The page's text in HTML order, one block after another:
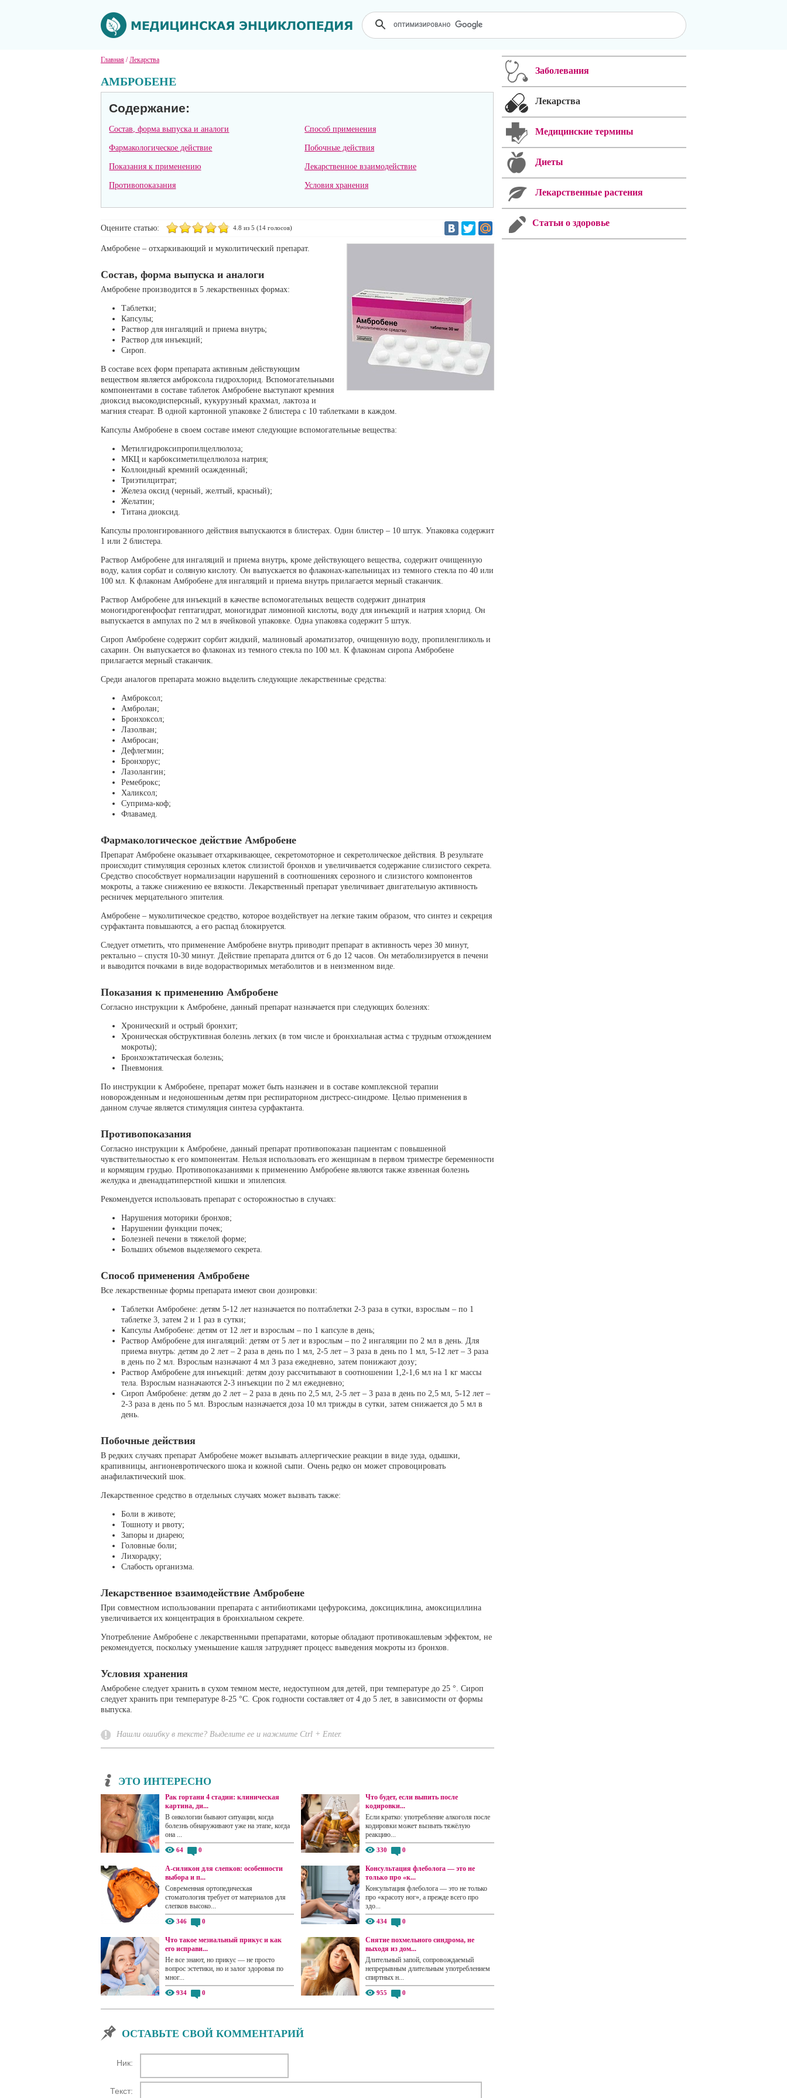
Главная /Лекарства
АМБРОБЕНЕ
Содержание:
Состав, форма выпуска и аналоги
Фармакологическое действие
Показания к применению
Противопоказания
Способ применения
Побочные действия
Лекарственное взаимодействие
Условия хранения
Оцените статью: 4.8 из 5 (14 голосов)
Амбробене – отхаркивающий и муколитический препарат.
Состав, форма выпуска и аналоги
Амбробене производится в 5 лекарственных формах:
Таблетки;
Капсулы;
Раствор для ингаляций и приема внутрь;
Раствор для инъекций;
Сироп.
В составе всех форм препарата активным действующим
веществом является амброксола гидрохлорид. Вспомогательными
компонентами в составе таблеток Амбробене выступают кремния
диоксид высокодисперсный, кукурузный крахмал, лактоза и
магния стеарат. В одной картонной упаковке 2 блистера с 10 таблетками в каждом.
Капсулы Амбробене в своем составе имеют следующие вспомогательные вещества:
Метилгидроксипропилцеллюлоза;
МКЦ и карбоксиметилцеллюлоза натрия;
Коллоидный кремний осажденный;
Триэтилцитрат;
Железа оксид (черный, желтый, красный);
Желатин;
Титана диоксид.
Капсулы пролонгированного действия выпускаются в блистерах. Один блистер – 10 штук. Упаковка содержит
1 или 2 блистера.
Раствор Амбробене для ингаляций и приема внутрь, кроме действующего вещества, содержит очищенную
воду, калия сорбат и соляную кислоту. Он выпускается во флаконах-капельницах из темного стекла по 40 или
100 мл. К флаконам Амбробене для ингаляций и приема внутрь прилагается мерный стаканчик.
Раствор Амбробене для инъекций в качестве вспомогательных веществ содержит динатрия
моногидрогенфосфат гептагидрат, моногидрат лимонной кислоты, воду для инъекций и натрия хлорид. Он
выпускается в ампулах по 2 мл в ячейковой упаковке. Одна упаковка содержит 5 штук.
Сироп Амбробене содержит сорбит жидкий, малиновый ароматизатор, очищенную воду, пропиленгликоль и
сахарин. Он выпускается во флаконах из темного стекла по 100 мл. К флаконам сиропа Амбробене
прилагается мерный стаканчик.
Среди аналогов препарата можно выделить следующие лекарственные средства:
Амброксол;
Амбролан;
Бронхоксол;
Лазолван;
Амбросан;
Дефлегмин;
Бронхорус;
Лазолангин;
Ремеброкс;
Халиксол;
Суприма-коф;
Флавамед.
Фармакологическое действие Амбробене
Препарат Амбробене оказывает отхаркивающее, секретомоторное и секретолическое действия. В результате
происходит стимуляция серозных клеток слизистой бронхов и увеличивается содержание слизистого секрета.
Средство способствует нормализации нарушений в соотношениях серозного и слизистого компонентов
мокроты, а также снижению ее вязкости. Лекарственный препарат увеличивает двигательную активность
ресничек мерцательного эпителия.
Амбробене – муколитическое средство, которое воздействует на легкие таким образом, что синтез и секреция
сурфактанта повышаются, а его распад блокируется.
Следует отметить, что применение Амбробене внутрь приводит препарат в активность через 30 минут,
ректально – спустя 10-30 минут. Действие препарата длится от 6 до 12 часов. Он метаболизируется в печени
и выводится почками в виде водорастворимых метаболитов и в неизменном виде.
Показания к применению Амбробене
Согласно инструкции к Амбробене, данный препарат назначается при следующих болезнях:
Хронический и острый бронхит;
Хроническая обструктивная болезнь легких (в том числе и бронхиальная астма с трудным отхождением
мокроты);
Бронхоэктатическая болезнь;
Пневмония.
По инструкции к Амбробене, препарат может быть назначен и в составе комплексной терапии
новорожденным и недоношенным детям при респираторном дистресс-синдроме. Целью применения в
данном случае является стимуляция синтеза сурфактанта.
Противопоказания
Согласно инструкции к Амбробене, данный препарат противопоказан пациентам с повышенной
чувствительностью к его компонентам. Нельзя использовать его женщинам в первом триместре беременности
и кормящим грудью. Противопоказаниями к применению Амбробене являются также язвенная болезнь
желудка и двенадцатиперстной кишки и эпилепсия.
Рекомендуется использовать препарат с осторожностью в случаях:
Нарушения моторики бронхов;
Нарушении функции почек;
Болезней печени в тяжелой форме;
Больших объемов выделяемого секрета.
Способ применения Амбробене
Все лекарственные формы препарата имеют свои дозировки:
Таблетки Амбробене: детям 5-12 лет назначается по полтаблетки 2-3 раза в сутки, взрослым – по 1
таблетке 3, затем 2 и 1 раз в сутки;
Капсулы Амбробене: детям от 12 лет и взрослым – по 1 капсуле в день;
Раствор Амбробене для ингаляций: детям от 5 лет и взрослым – по 2 ингаляции по 2 мл в день. Для
приема внутрь: детям до 2 лет – 2 раза в день по 1 мл, 2-5 лет – 3 раза в день по 1 мл, 5-12 лет – 3 раза
в день по 2 мл. Взрослым назначают 4 мл 3 раза ежедневно, затем понижают дозу;
Раствор Амбробене для инъекций: детям дозу рассчитывают в соотношении 1,2-1,6 мл на 1 кг массы
тела. Взрослым назначаются 2-3 инъекции по 2 мл ежедневно;
Сироп Амбробене: детям до 2 лет – 2 раза в день по 2,5 мл, 2-5 лет – 3 раза в день по 2,5 мл, 5-12 лет –
2-3 раза в день по 5 мл. Взрослым назначается доза 10 мл трижды в сутки, затем снижается до 5 мл в
день.
Побочные действия
В редких случаях препарат Амбробене может вызывать аллергические реакции в виде зуда, одышки,
крапивницы, ангионевротического шока и кожной сыпи. Очень редко он может спровоцировать
анафилактический шок.
Лекарственное средство в отдельных случаях может вызвать также:
Боли в животе;
Тошноту и рвоту;
Запоры и диарею;
Головные боли;
Лихорадку;
Слабость организма.
Лекарственное взаимодействие Амбробене
При совместном использовании препарата с антибиотиками цефуроксима, доксициклина, амоксициллина
увеличивается их концентрация в бронхиальном секрете.
Употребление Амбробене с лекарственными препаратами, которые обладают противокашлевым эффектом, не
рекомендуется, поскольку уменьшение кашля затрудняет процесс выведения мокроты из бронхов.
Условия хранения
Амбробене следует хранить в сухом темном месте, недоступном для детей, при температуре до 25 °. Сироп
следует хранить при температуре 8-25 °С. Срок годности составляет от 4 до 5 лет, в зависимости от формы
выпуска.
Нашли ошибку в тексте? Выделите ее и нажмите Ctrl + Enter.
ЭТО ИНТЕРЕСНО
Рак гортани 4 стадии: клиническая
картина, ди...
В онкологии бывают ситуации, когда
болезнь обнаруживают уже на этапе, когда
она ...
64 0
Что будет, если выпить после
кодировки...
Если кратко: употребление алкоголя после
кодировки может вызвать тяжёлую
реакцию...
330 0
А-силикон для слепков: особенности
выбора и п...
Современная ортопедическая
стоматология требует от материалов для
слепков высоко...
346 0
Консультация флеболога — это не
только про «к...
Консультация флеболога — это не только
про «красоту ног», а прежде всего про
здо...
434 0
Что такое мезиальный прикус и как
его исправи...
Не все знают, но прикус — не просто
вопрос эстетики, но и залог здоровья по
мног...
934 0
Снятие похмельного синдрома, не
выходя из дом...
Длительный запой, сопровождаемый
непрерывным длительным употреблением
спиртных н...
955 0
ОСТАВЬТЕ СВОЙ КОММЕНТАРИЙ
Ник:
Текст:
Заболевания
Лекарства
Медицинские термины
Диеты
Лекарственные растения
Статьи о здоровье